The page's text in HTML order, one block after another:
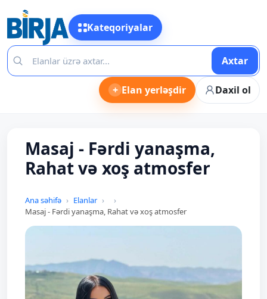
Kateqoriyalar
Axtar
+ Elan yerləşdir Daxil ol
Masaj - Fərdi yanaşma,
Rahat və xoş atmosfer
Ana səhifə
Elanlar
Masaj - Fərdi yanaşma, Rahat və xoş atmosfer